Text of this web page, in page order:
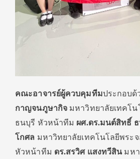
คณะอาจารย์ผู้ควบคุมทีมประกอบด้
กาญจนภูษากิจ มหาวิทยาลัยเทคโน
ธนบุรี หัวหน้าทีม ผศ.ดร.มนต์สิทธิ์
โกศล มหาวิทยาลัยเทคโนโลยีพระ
หัวหน้าทีม ดร.สรวิศ แสงทวีสินมหา